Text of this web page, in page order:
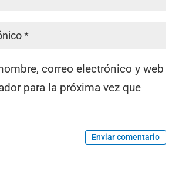
correo electrónico y web
para la próxima vez que
Enviar comentario